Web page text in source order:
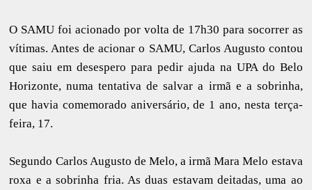
O SAMU foi acionado por volta de 17h30 para socorrer as
vítimas. Antes de acionar o SAMU, Carlos Augusto contou
que saiu em desespero para pedir ajuda na UPA do Belo
Horizonte, numa tentativa de salvar a irmã e a sobrinha,
que havia comemorado aniversário, de 1 ano, nesta terça-
feira, 17.
Segundo Carlos Augusto de Melo, a irmã Mara Melo estava
roxa e a sobrinha fria. As duas estavam deitadas, uma ao